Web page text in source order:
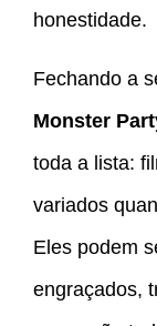
honestidade.
Fechando a
Monster
toda a lista:
variados
Eles podem
engraçados,